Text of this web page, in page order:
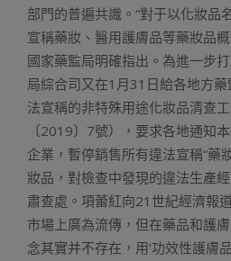
部門的普遍共識。“對于以化妝品
宣稱藥妝、醫用護膚品等藥妝品
國家藥監局明確指出。為進一步
局綜合司又在1月31日給各地方
法宣稱的非特殊用途化妝品清查
〔2019〕7號），要求各地通知
企業，暫停銷售所有違法宣稱“藥
妝品，對檢查中發現的違法生產
肅查處。項蕾紅向21世紀經濟報
市場上廣為流傳，但在藥品和護
念其實并不存在，用‘功效性護膚